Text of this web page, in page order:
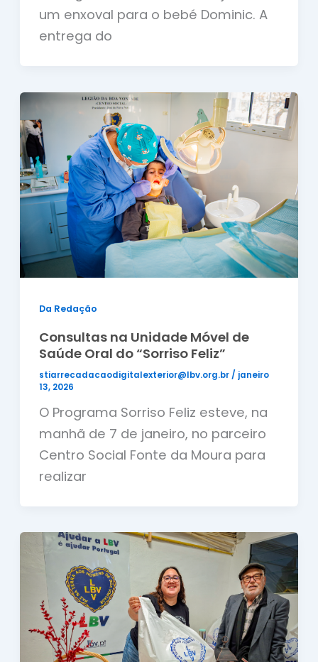
um enxoval para o bebé Dominic. A
entrega do
Da Redação
Consultas na Unidade Móvel de
Saúde Oral do “Sorriso Feliz”
stiarrecadacaodigitalexterior@lbv.org.br / janeiro
13, 2026
O Programa Sorriso Feliz esteve, na
manhã de 7 de janeiro, no parceiro
Centro Social Fonte da Moura para
realizar